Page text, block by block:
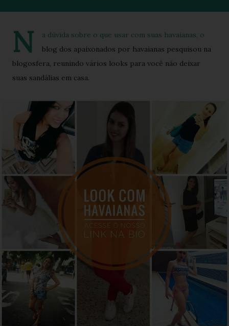
N
a dúvida sobre o que usar com suas havaianas, o
blog dos apaixonados por havaianas pesquisou na
blogosfera, reunindo vários looks para você não deixar
suas sandálias em casa.